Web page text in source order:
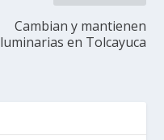
Cambian y mantienen
luminarias en Tolcayuca